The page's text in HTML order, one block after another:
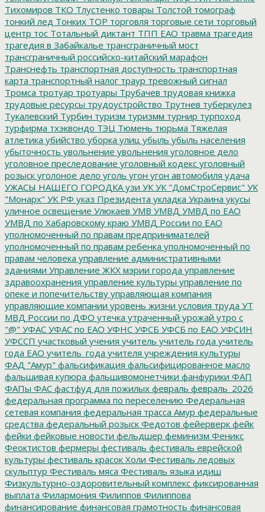
Тихомиров ТКО Тлустенко товары Толстой томограф
тонкий лед Тонких ТОР торговля торговые сети торговый
центр тос Тотальный диктант ТПП ЕАО травма трагедия
трагедия в Забайкалье трансграничный мост
трансграничный российско-китайский марафон
Транснефть транспортная доступность транспортная
карта транспортный налог траур тревожный сигнал
Тромса тротуар тротуары Трубачев трудовая книжка
трудовые ресурсы трудоустройство Трутнев туберкулез
Тукалевский Турбин туризм туризмм турнир турпоход
турфирма тхэквондо ТЭЦ Тюмень тюрьма Тяжелая
атлетика убийство уборка улиц убыль убыль населения
убыточность увольнение увольнения уголовное дело
уголовное преследование уголовный кодекс уголовный
розыск уголоное дело уголь угон угон автомобиля удача
УЖАСЫ НАШЕГО ГОРОДКА узи УК УК "ДомСтроСервис" УК
"Монарх" УК РФ указ Президента укладка Украина укусы
уличное освещение Улюкаев УМВ УМВД УМВД по ЕАО
УМВД по Хабаровскому краю УМВД России по ЕАО
уполномоченный по правам предпринимателей
уполномоченный по правам ребенка уполномоченный по
правам человека управление административными
зданиями Управление ЖКХ мэрии города управление
здравоохранения управление культуры управление по
опеке и попечительству управляющая компания
управляющие компании уровень жизни условия труда УТ
МВД России по ДФО утечка утраченный урожай утро с
"@" УФАС УФАС по ЕАО УФНС УФСБ УФСБ по ЕАО УФСИН
УФССП участковый учения учитель учитель года учитель
года ЕАО учитель_года учителя учреждения культуры
ФАД "Амур" фальсификация фальсифицированное масло
фальшивая купюра фальшивомонетчики фанфурики ФАП
ФАПы ФАС фастфуд для пожилых февраль февраль_2026
федеральная программа по переселению Федеральная
сетевая компания федеральная трасса Амур федеральные
средства федеральный розыск Федотов фейерверк фейк
фейки фейковые новости фельдшер феминизм Феникс
Феоктистов фермеры фестиваль фестиваль еврейской
культуры фестиваль красок Холи Фестиваль ледовых
скульптур Фестиваль мяса Фестиваль языка идиш
Физкультурно-оздоровительный комплекс фиксированная
выплата Филармония Филиппов Филиппова
финансирование финансовая грамотность финансовая